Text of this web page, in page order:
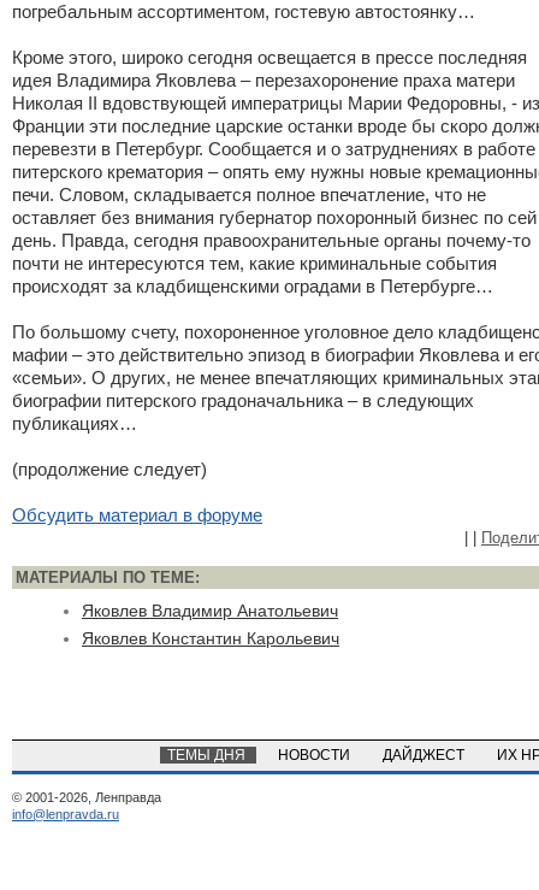
погребальным ассортиментом, гостевую автостоянку…
Кроме этого, широко сегодня освещается в прессе последняя
идея Владимира Яковлева – перезахоронение праха матери
Николая II вдовствующей императрицы Марии Федоровны, - из
Франции эти последние царские останки вроде бы скоро
перевезти в Петербург. Сообщается и о затруднениях в работе
питерского крематория – опять ему нужны новые
печи. Словом, складывается полное впечатление, что не
оставляет без внимания губернатор похоронный бизнес по сей
день. Правда, сегодня правоохранительные органы почему-то
почти не интересуются тем, какие криминальные события
происходят за кладбищенскими оградами в Петербурге…
По большому счету, похороненное уголовное дело
мафии – это действительно эпизод в биографии Яковлева и
«семьи». О других, не менее впечатляющих криминальных
биографии питерского градоначальника – в следующих
публикациях…
(продолжение следует)
Обсудить материал в форуме
МАТЕРИАЛЫ ПО ТЕМЕ:
Яковлев Владимир Анатольевич
Яковлев Константин Карольевич
ТЕМЫ ДНЯ НОВОСТИ ДАЙДЖЕСТ ИХ
© 2001-2026, Ленправда
info@lenpravda.ru